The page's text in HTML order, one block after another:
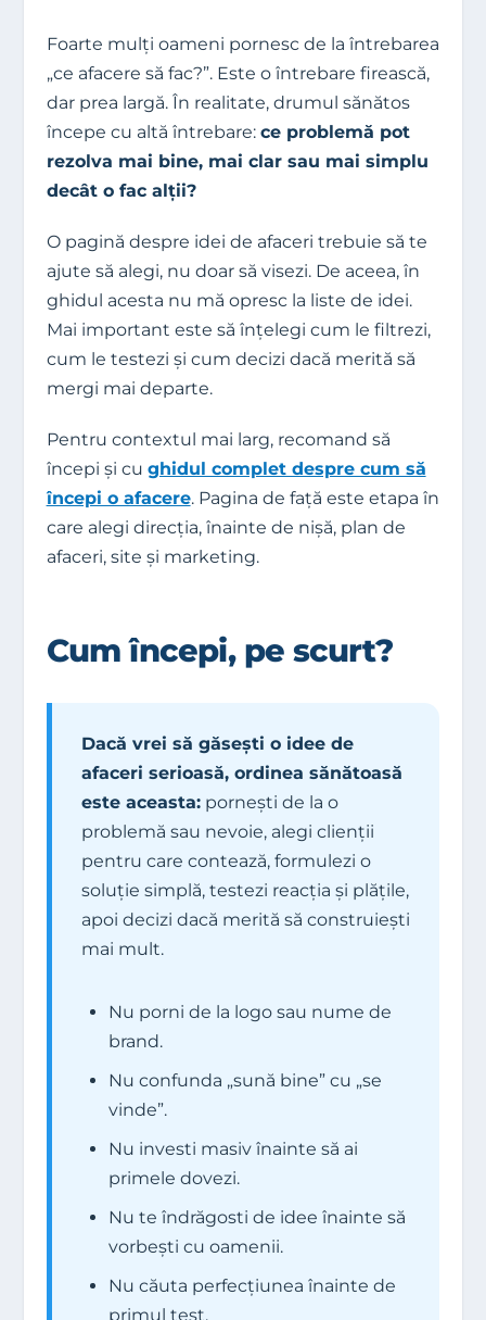
Foarte mulți oameni pornesc de la întrebarea
„ce afacere să fac?”. Este o întrebare firească,
dar prea largă. În realitate, drumul sănătos
începe cu altă întrebare: ce problemă pot
rezolva mai bine, mai clar sau mai simplu
decât o fac alții?
O pagină despre idei de afaceri trebuie să te
ajute să alegi, nu doar să visezi. De aceea, în
ghidul acesta nu mă opresc la liste de idei.
Mai important este să înțelegi cum le filtrezi,
cum le testezi și cum decizi dacă merită să
mergi mai departe.
Pentru contextul mai larg, recomand să
începi și cu ghidul complet despre cum să
începi o afacere. Pagina de față este etapa în
care alegi direcția, înainte de nișă, plan de
afaceri, site și marketing.
Cum începi, pe scurt?
Dacă vrei să găsești o idee de
afaceri serioasă, ordinea sănătoasă
este aceasta:pornești de la o
problemă sau nevoie, alegi clienții
pentru care contează, formulezi o
soluție simplă, testezi reacția și plățile,
apoi decizi dacă merită să construiești
mai mult.
Nu porni de la logo sau nume de
brand.
Nu confunda „sună bine” cu „se
vinde”.
Nu investi masiv înainte să ai
primele dovezi.
Nu te îndrăgosti de idee înainte să
vorbești cu oamenii.
Nu căuta perfecțiunea înainte de
primul test.